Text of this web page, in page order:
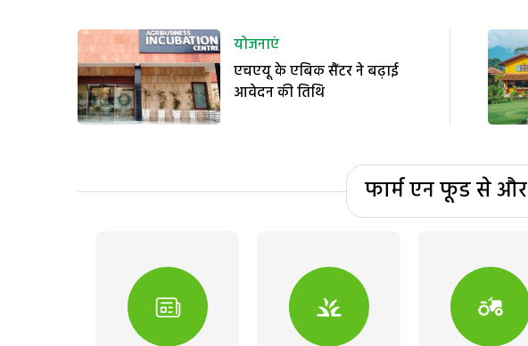
योजनाएं
एचएयू के एबिक सैंटर ने बढ़ाई
आवेदन की तिथि
फार्म एन फूड से और